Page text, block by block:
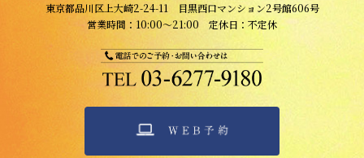
東京都品川区上大崎2-24-11 目黒西口マンション2号館606号
営業時間：10:00～21:00 定休日：不定休